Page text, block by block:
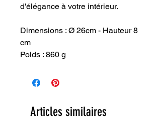
d'élégance à votre intérieur.
Dimensions : Ø 26cm - Hauteur 8
cm
Poids : 860 g
Articles similaires